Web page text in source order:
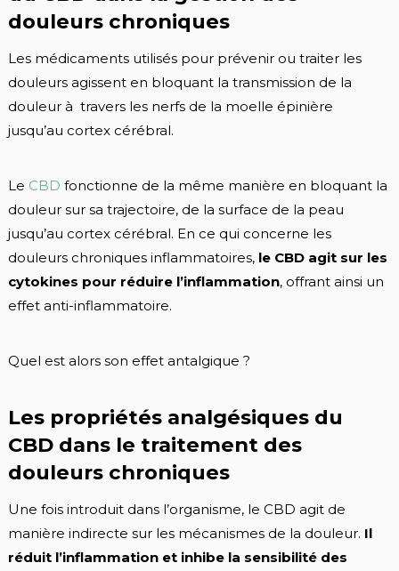
douleurs chroniques
Les médicaments utilisés pour prévenir ou traiter les
douleurs agissent en bloquant la transmission de la
douleur à travers les nerfs de la moelle épinière
jusqu’au cortex cérébral.
Le CBD fonctionne de la même manière en bloquant la
douleur sur sa trajectoire, de la surface de la peau
jusqu’au cortex cérébral. En ce qui concerne les
douleurs chroniques inflammatoires, le CBD agit sur les
cytokines pour réduire l’inflammation, offrant ainsi un
effet anti-inflammatoire.
Quel est alors son effet antalgique ?
Les propriétés analgésiques du
CBD dans le traitement des
douleurs chroniques
Une fois introduit dans l’organisme, le CBD agit de
manière indirecte sur les mécanismes de la douleur. Il
réduit l’inflammation et inhibe la sensibilité des